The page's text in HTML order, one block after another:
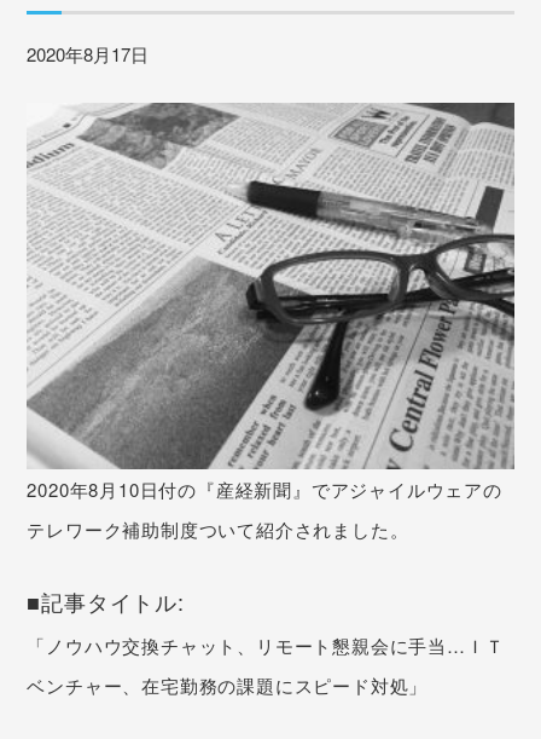
2020年8月17日
2020年8月10日付の『産経新聞』でアジャイルウェアの
テレワーク補助制度ついて紹介されました。
■記事タイトル:
「ノウハウ交換チャット、リモート懇親会に手当…ＩＴ
ベンチャー、在宅勤務の課題にスピード対処」